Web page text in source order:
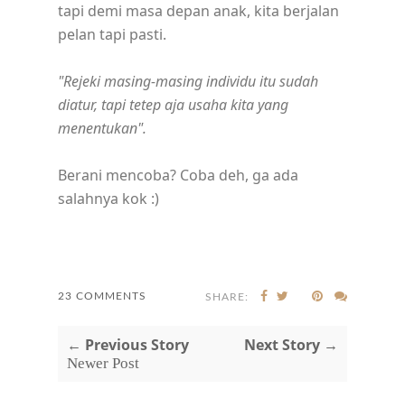
tapi demi masa depan anak, kita berjalan
pelan tapi pasti.
"Rejeki masing-masing individu itu sudah
diatur, tapi tetep aja usaha kita yang
menentukan".
Berani mencoba? Coba deh, ga ada
salahnya kok :)
23 COMMENTS SHARE:
← Previous Story
Newer Post
Next Story →